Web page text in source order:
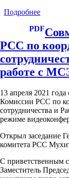
Подробнее
е
РСС
по
спектра
и
PDF
РСС по
работе с
13 апреля 2021 года
Комиссии РСС по
сотрудничества и
режиме
Открыл заседание
комитета РСС
С приветственным
Заместитель